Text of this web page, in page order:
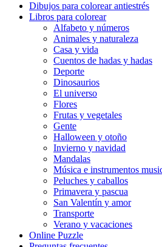
Flores
Frutas y vegetales
Halloween y otoño
Invierno y navidad
Música e instrumentos musicales
Peluches y caballos
Primavera y pascua
San Valentín y amor
Verano y vacaciones
Dibujos para colorear antiestrés
Libros para colorear
Alfabeto y números
Animales y naturaleza
Casa y vida
Cuentos de hadas y hadas
Deporte
Dinosaurios
El universo
Flores
Frutas y vegetales
Gente
Halloween y otoño
Invierno y navidad
Mandalas
Música e instrumentos
Peluches y caballos
Primavera y pascua
San Valentín y amor
Transporte
Verano y vacaciones
Online Puzzle